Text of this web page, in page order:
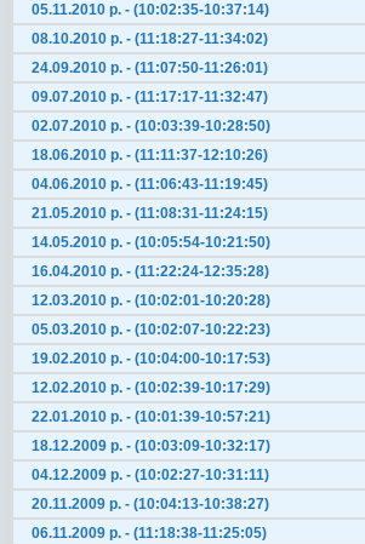
05.11.2010 р. - (10:02:35-10:37:14)
08.10.2010 р. - (11:18:27-11:34:02)
24.09.2010 р. - (11:07:50-11:26:01)
09.07.2010 р. - (11:17:17-11:32:47)
02.07.2010 р. - (10:03:39-10:28:50)
18.06.2010 р. - (11:11:37-12:10:26)
04.06.2010 р. - (11:06:43-11:19:45)
21.05.2010 р. - (11:08:31-11:24:15)
14.05.2010 р. - (10:05:54-10:21:50)
16.04.2010 р. - (11:22:24-12:35:28)
12.03.2010 р. - (10:02:01-10:20:28)
05.03.2010 р. - (10:02:07-10:22:23)
19.02.2010 р. - (10:04:00-10:17:53)
12.02.2010 р. - (10:02:39-10:17:29)
22.01.2010 р. - (10:01:39-10:57:21)
18.12.2009 р. - (10:03:09-10:32:17)
04.12.2009 р. - (10:02:27-10:31:11)
20.11.2009 р. - (10:04:13-10:38:27)
06.11.2009 р. - (11:18:38-11:25:05)